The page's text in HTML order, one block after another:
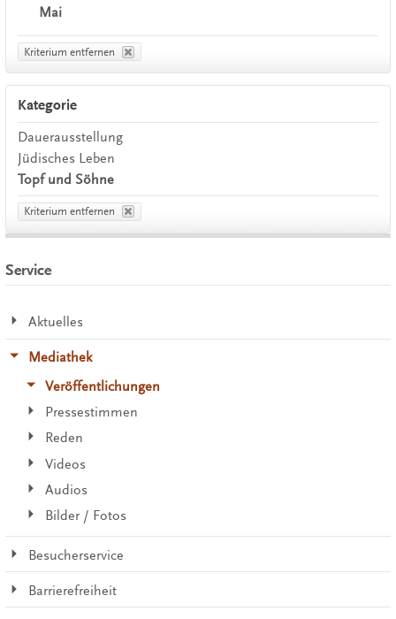
Mai
Kriterium entfernen
Kategorie
Dauerausstellung
Jüdisches Leben
Topf und Söhne
Kriterium entfernen
Service
Aktuelles
Mediathek
Veröffentlichungen
Pressestimmen
Reden
Videos
Audios
Bilder / Fotos
Besucherservice
Barrierefreiheit